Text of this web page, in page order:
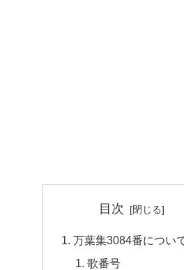
目次
万葉集3084番につい
歌番号